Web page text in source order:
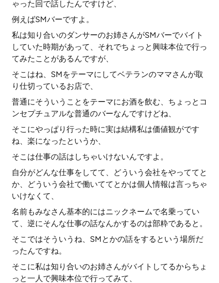
ゃった回で話したんですけど、
例えばSMバーですよ。
私は知り合いのダンサーのお姉さんがSMバーでバイト
していた時期があって、それでちょっと興味本位で行っ
てみたことがあるんですが、
そこはね、SMをテーマにしてベテランのママさんが取
り仕切っているお店で、
普通にそういうことをテーマにお酒を飲む、ちょっとコ
ンセプチュアルな普通のバーなんですけどね、
そこにやっぱり行った時に実は結構私は価値観がです
ね、楽になったというか、
そこは仕事の話はしちゃいけないんですよ。
自分がどんな仕事をしてて、どういう会社をやっててと
か、どういう会社で働いててとかは個人情報は言っちゃ
いけなくて、
名前もみなさん基本的にはニックネームで名乗ってい
て、逆にそんな仕事の話なんかするのは部粋であると。
そこではそういうね、SMとかの話をするという場所だ
ったんですね。
そこに私は知り合いのお姉さんがバイトしてるからちょ
っと一人で興味本位で行ってみて、